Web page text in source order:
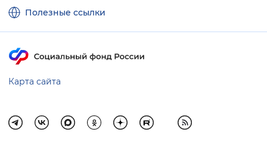
Полезные ссылки
Карта сайта